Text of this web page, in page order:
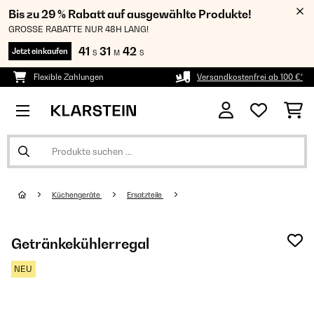
Bis zu 29 % Rabatt auf ausgewählte Produkte!
GROSSE RABATTE NUR 48H LANG!
Jetzt einkaufen 41 S 31 M 40 S
Flexible Zahlungen Versandkostenfrei ab 100 €*
Küchengeräte Ersatzteile
Getränkekühlerregal
NEU